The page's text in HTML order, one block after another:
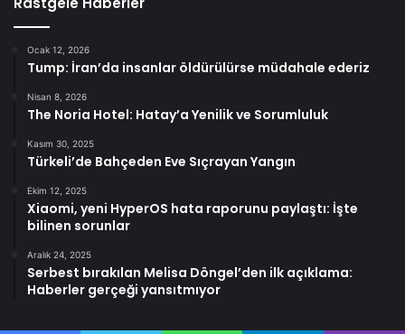
Ocak 12, 2026
Tump: İran’da insanlar öldürülürse müdahale ederiz
Nisan 8, 2026
The Noria Hotel: Hatay’a Yenilik ve Sorumluluk
Kasım 30, 2025
Türkeli’de Bahçeden Eve Sıçrayan Yangın
Ekim 12, 2025
Xiaomi, yeni HyperOS hata raporunu paylaştı: İşte
bilinen sorunlar
Aralık 24, 2025
Serbest bırakılan Melisa Döngel’den ilk açıklama:
Haberler gerçeği yansıtmıyor